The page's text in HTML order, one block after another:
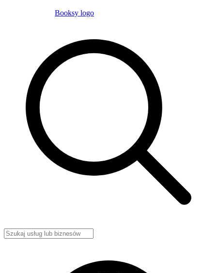
Booksy logo